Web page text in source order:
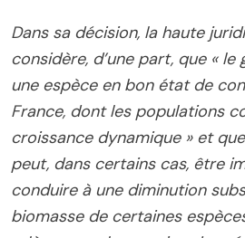
Dans sa décision, la haute
considère, d’une part, que «
une espèce en bon état de
France, dont les populations
croissance dynamique » et
peut, dans certains cas, être
conduire à une diminution
biomasse de certaines